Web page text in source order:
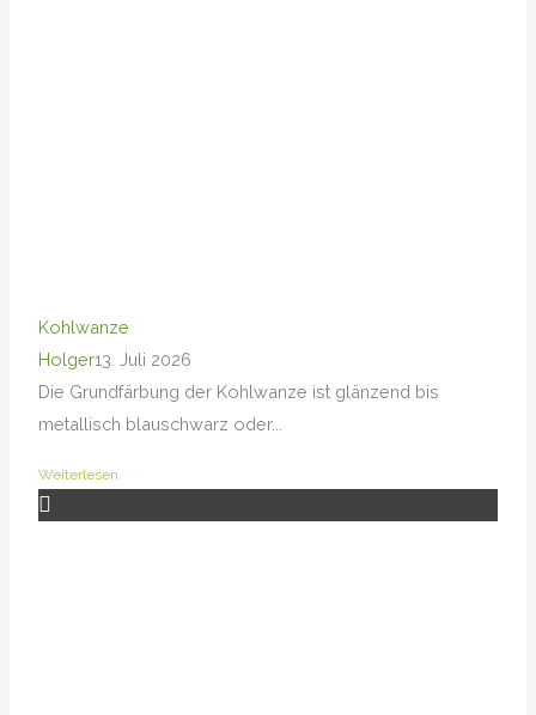
Kohlwanze
Holger13. Juli 2026
Die Grundfärbung der Kohlwanze ist glänzend bis
metallisch blauschwarz oder...
Weiterlesen